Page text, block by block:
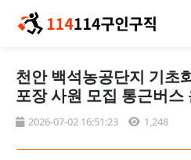
천안 백석농공단지 기초
포장 사원 모집 통근버스
2026-07-02 16:51:23 1,248